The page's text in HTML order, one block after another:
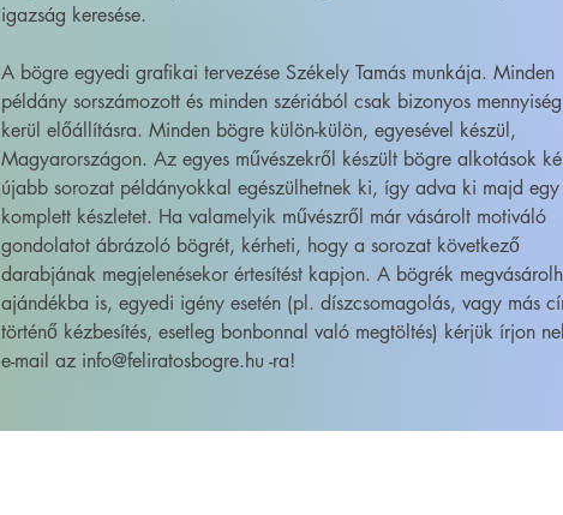
igazság keresése.
A bögre egyedi grafikai tervezése Székely Tamás munkája. Minden
példány sorszámozott és minden szériából csak bizonyos mennyiség
kerül előállításra. Minden bögre külön-külön, egyesével készül,
Magyarországon. Az egyes művészekről készült bögre alkotások
újabb sorozat példányokkal egészülhetnek ki, így adva ki majd egy
komplett készletet. Ha valamelyik művészről már vásárolt motiváló
gondolatot ábrázoló bögrét, kérheti, hogy a sorozat következő
darabjának megjelenésekor értesítést kapjon. A bögrék
ajándékba is, egyedi igény esetén (pl. díszcsomagolás, vagy más
történő kézbesítés, esetleg bonbonnal való megtöltés) kérjük írjon
e-mail az info@feliratosbogre.hu -ra!